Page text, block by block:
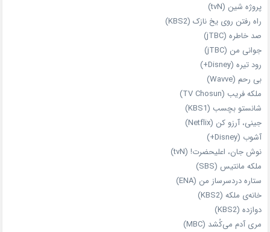
پروژه شین (tvN)
راه رفتن روی یخ نازک (KBS2)
صد خاطره (jTBC)
جوانی من (jTBC)
رود تیره (Disney+)
بی‌ رحم (Wavve)
ملکه فریب (TV Chosun)
شانستو بچسب (KBS1)
جینی، آرزو کن (Netflix)
آشوب (Disney+)
نوش جان، اعلیحضرت! (tvN)
ملکه‌ مانتیس (SBS)
ستاره دردسرساز من (ENA)
خانه‌ی ملکه (KBS2)
دوازده (KBS2)
مری آدم می‌کُشد (MBC)